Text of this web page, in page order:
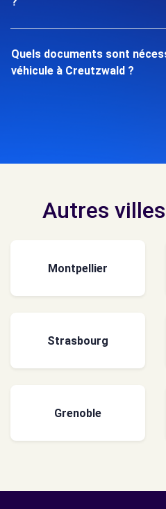
Quels documents sont
véhicule à Creutzwald ?
Autres
Montpellier
Strasbourg
Grenoble